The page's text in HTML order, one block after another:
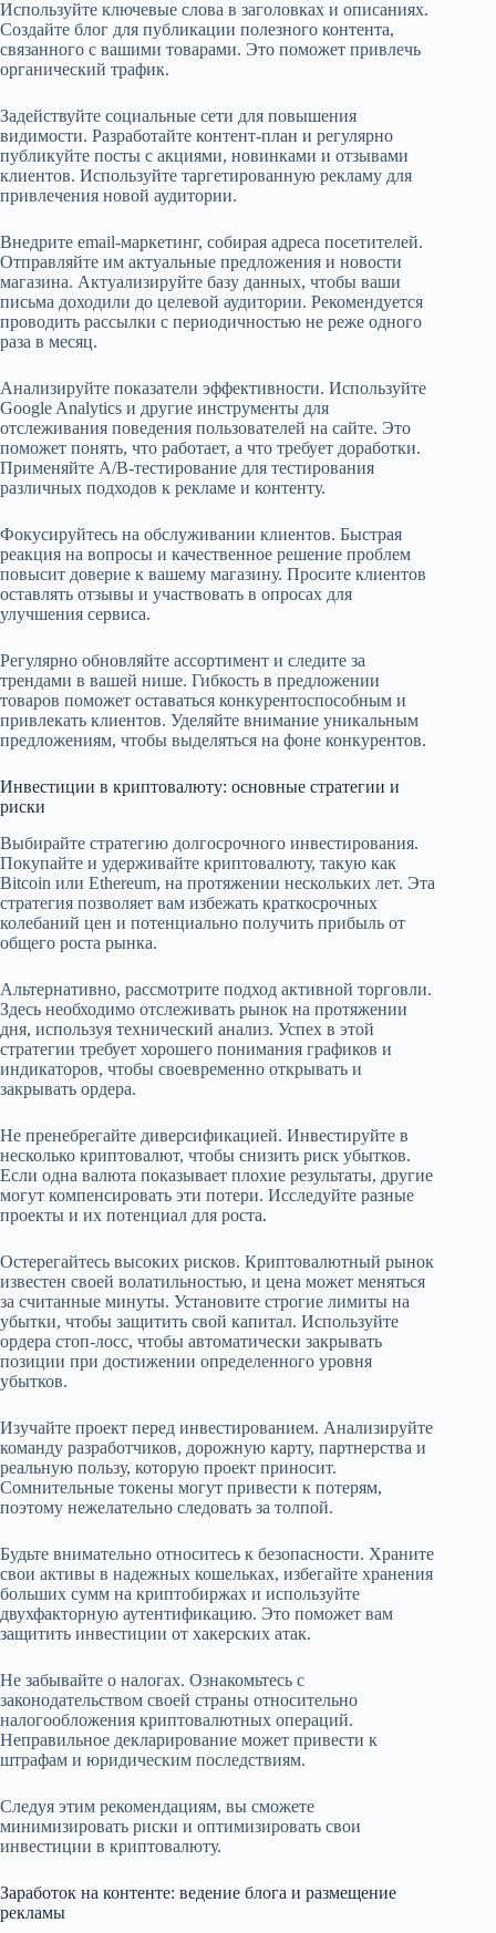
Используйте ключевые слова в заголовках и описаниях.
Создайте блог для публикации полезного контента,
связанного с вашими товарами. Это поможет привлечь
органический трафик.
Задействуйте социальные сети для повышения
видимости. Разработайте контент-план и регулярно
публикуйте посты с акциями, новинками и отзывами
клиентов. Используйте таргетированную рекламу для
привлечения новой аудитории.
Внедрите email-маркетинг, собирая адреса посетителей.
Отправляйте им актуальные предложения и новости
магазина. Актуализируйте базу данных, чтобы ваши
письма доходили до целевой аудитории. Рекомендуется
проводить рассылки с периодичностью не реже одного
раза в месяц.
Анализируйте показатели эффективности. Используйте
Google Analytics и другие инструменты для
отслеживания поведения пользователей на сайте. Это
поможет понять, что работает, а что требует доработки.
Применяйте A/B-тестирование для тестирования
различных подходов к рекламе и контенту.
Фокусируйтесь на обслуживании клиентов. Быстрая
реакция на вопросы и качественное решение проблем
повысит доверие к вашему магазину. Просите клиентов
оставлять отзывы и участвовать в опросах для
улучшения сервиса.
Регулярно обновляйте ассортимент и следите за
трендами в вашей нише. Гибкость в предложении
товаров поможет оставаться конкурентоспособным и
привлекать клиентов. Уделяйте внимание уникальным
предложениям, чтобы выделяться на фоне конкурентов.
Инвестиции в криптовалюту: основные стратегии и
риски
Выбирайте стратегию долгосрочного инвестирования.
Покупайте и удерживайте криптовалюту, такую как
Bitcoin или Ethereum, на протяжении нескольких лет. Эта
стратегия позволяет вам избежать краткосрочных
колебаний цен и потенциально получить прибыль от
общего роста рынка.
Альтернативно, рассмотрите подход активной торговли.
Здесь необходимо отслеживать рынок на протяжении
дня, используя технический анализ. Успех в этой
стратегии требует хорошего понимания графиков и
индикаторов, чтобы своевременно открывать и
закрывать ордера.
Не пренебрегайте диверсификацией. Инвестируйте в
несколько криптовалют, чтобы снизить риск убытков.
Если одна валюта показывает плохие результаты, другие
могут компенсировать эти потери. Исследуйте разные
проекты и их потенциал для роста.
Остерегайтесь высоких рисков. Криптовалютный рынок
известен своей волатильностью, и цена может меняться
за считанные минуты. Установите строгие лимиты на
убытки, чтобы защитить свой капитал. Используйте
ордера стоп-лосс, чтобы автоматически закрывать
позиции при достижении определенного уровня
убытков.
Изучайте проект перед инвестированием. Анализируйте
команду разработчиков, дорожную карту, партнерства и
реальную пользу, которую проект приносит.
Сомнительные токены могут привести к потерям,
поэтому нежелательно следовать за толпой.
Будьте внимательно относитесь к безопасности. Храните
свои активы в надежных кошельках, избегайте хранения
больших сумм на криптобиржах и используйте
двухфакторную аутентификацию. Это поможет вам
защитить инвестиции от хакерских атак.
Не забывайте о налогах. Ознакомьтесь с
законодательством своей страны относительно
налогообложения криптовалютных операций.
Неправильное декларирование может привести к
штрафам и юридическим последствиям.
Следуя этим рекомендациям, вы сможете
минимизировать риски и оптимизировать свои
инвестиции в криптовалюту.
Заработок на контенте: ведение блога и размещение
рекламы